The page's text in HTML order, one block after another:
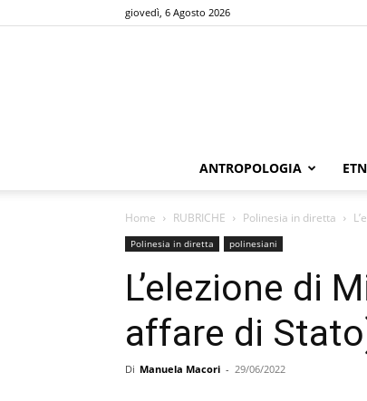
giovedì, 6 Agosto 2026
ANTROPOLOGIA
Home RUBRICHE Polinesia in diretta
Polinesia in diretta polinesiani
L’elezione di
affare di
Di Manuela Macori - 29/06/2022